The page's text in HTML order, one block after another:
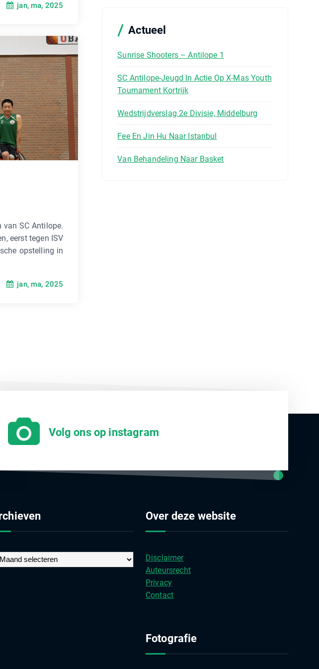
jan, ma, 2025
SC Antilope.
eerst tegen ISV
opstelling in
jan, ma, 2025
a
r
:
Actueel
Sunrise Shooters – Antilope 1
SC Antilope-Jeugd In Actie Op X-Mas Youth
Tournament Kortrijk
Wedstrijdverslag 2e Divisie, Middelburg
Fee En Jin Hu Naar Istanbul
Van Behandeling Naar Basket
Volg ons op instagram
Over deze website
Disclaimer
Auteursrecht
Privacy
Contact
Fotografie